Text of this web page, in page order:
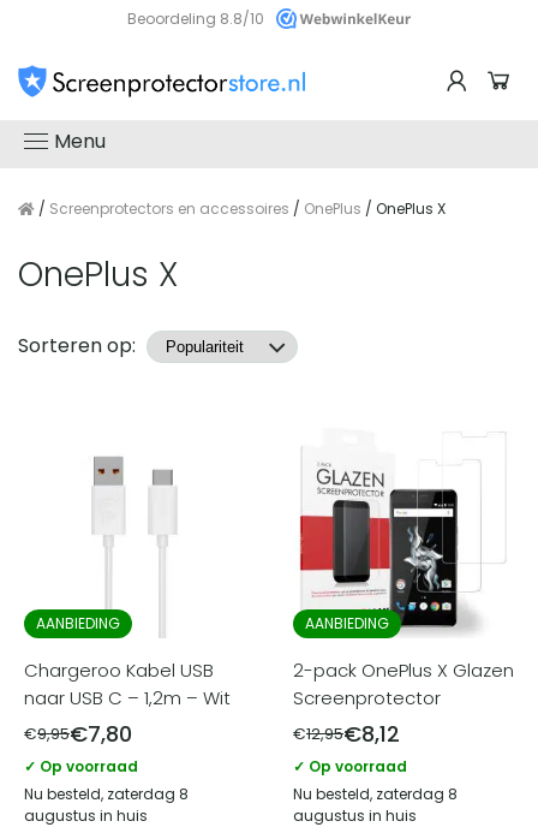
Beoordeling 8.8/10
Menu
/ Screenprotectors en accessoires / OnePlus / OnePlus X
OnePlus X
Producten
Sorteren op:
AANBIEDING
Chargeroo Kabel USB
naar USB C – 1,2m – Wit
€9,95€7,80
✓ Op voorraad
Nu besteld, zaterdag 8
augustus in huis
AANBIEDING
2-pack OnePlus X Glazen
Screenprotector
€12,95€8,12
✓ Op voorraad
Nu besteld, zaterdag 8
augustus in huis